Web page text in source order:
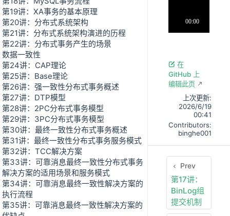
第19讲：XA事务的基本原理
第20讲：分布式系统架构
第21讲：分布式系统架构演进的历程
第22讲：分布式事务产生的场景
数据一致性
第24讲：CAP理论
第25讲：Base理论
第26讲：强一致性分布式事务概述
第27讲：DTP模型
第28讲：2PC分布式事务模型
第29讲：3PC分布式事务模型
第30讲：最终一致性分布式事务概述
第31讲：最终一致性分布式事务服务模式
第32讲：TCC解决方案
第33讲：可靠消息最终一致性分布式事务
解决方案的适用场景和服务模式
第34讲：可靠消息最终一致性解决方案的
执行流程
第35讲：可靠消息最终一致性解决方案的
在
GitHub 上
编辑此页
上次更新:
2026/6/19
00:41
Contributors:
binghe001
Prev
第17讲：
BinLog组
提交机制